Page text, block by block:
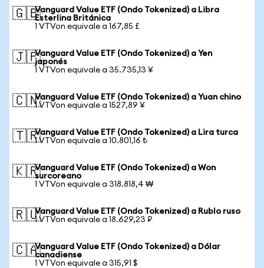
🇬🇧Vanguard Value ETF (Ondo Tokenized) a Libra
Esterlina Británica
1 VTVon equivale a 167,85 £
🇯🇵Vanguard Value ETF (Ondo Tokenized) a Yen
japonés
1 VTVon equivale a 35.735,13 ¥
🇨🇳Vanguard Value ETF (Ondo Tokenized) a Yuan chino
1 VTVon equivale a 1527,89 ¥
🇹🇷Vanguard Value ETF (Ondo Tokenized) a Lira turca
1 VTVon equivale a 10.801,16 ₺
🇰🇷Vanguard Value ETF (Ondo Tokenized) a Won
surcoreano
1 VTVon equivale a 318.818,4 ₩
🇷🇺Vanguard Value ETF (Ondo Tokenized) a Rublo ruso
1 VTVon equivale a 18.629,23 ₽
🇨🇦Vanguard Value ETF (Ondo Tokenized) a Dólar
canadiense
1 VTVon equivale a 315,91 $